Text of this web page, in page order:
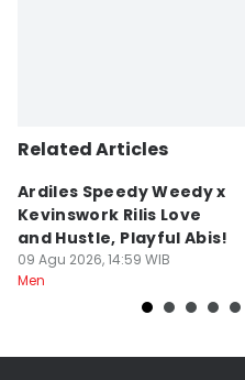
Related Articles
Ardiles Speedy Weedy x
Kevinswork Rilis Love
and Hustle, Playful Abis!
09 Agu 2026, 14:59 WIB
Men